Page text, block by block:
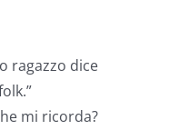
ragazzo dice
mi ricorda?